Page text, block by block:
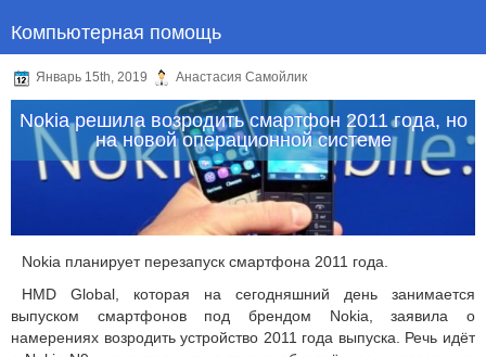
Компьютерная помощь
Январь 15th, 2019 Анастасия Самойлик
Nokia решила возродить смартфон 2011 года, но
на новой операционной системе
Nokia планирует перезапуск смартфона 2011 года.
HMD Global, которая на сегодняшний день занимается
выпуском смартфонов под брендом Nokia, заявила о
намерениях возродить устройство 2011 года выпуска. Речь идёт